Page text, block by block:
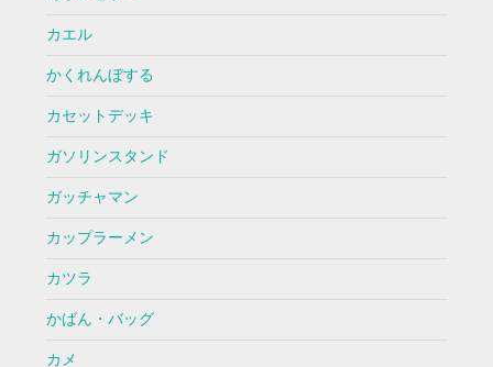
カエル
かくれんぼする
カセットデッキ
ガソリンスタンド
ガッチャマン
カップラーメン
カツラ
かばん・バッグ
カメ